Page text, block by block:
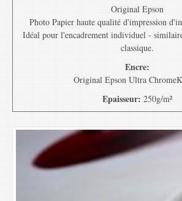
Original Epson
Photo Papier haute qualité d'impression
Idéal pour l'encadrement individuel -
classique.
Encre:
Original Epson Ultra
Epaisseur: 250g/m²